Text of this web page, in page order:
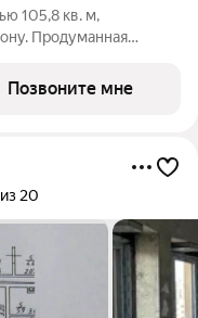
105,8 кв. м,
Продуманная
спальню с
Позвоните мне
20